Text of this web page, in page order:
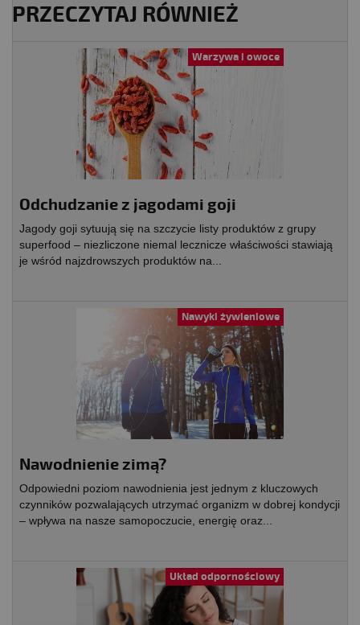
PRZECZYTAJ RÓWNIEŻ
Warzywa i owoce
Odchudzanie z jagodami goji
Jagody goji sytuują się na szczycie listy produktów z grupy
superfood – niezliczone niemal lecznicze właściwości stawiają
je wśród najzdrowszych produktów na...
Nawyki żywieniowe
Nawodnienie zimą?
Odpowiedni poziom nawodnienia jest jednym z kluczowych
czynników pozwalających utrzymać organizm w dobrej kondycji
– wpływa na nasze samopoczucie, energię oraz...
Układ odpornościowy